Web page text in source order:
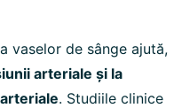
vaselor de sânge ajută,
arteriale și la
. Studiile clinice